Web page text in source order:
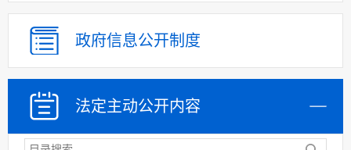
政府信息公开制度
法定主动公开内容
“双随机一公开”
网上政务服务
招标采购
新闻发布
上级政策解读